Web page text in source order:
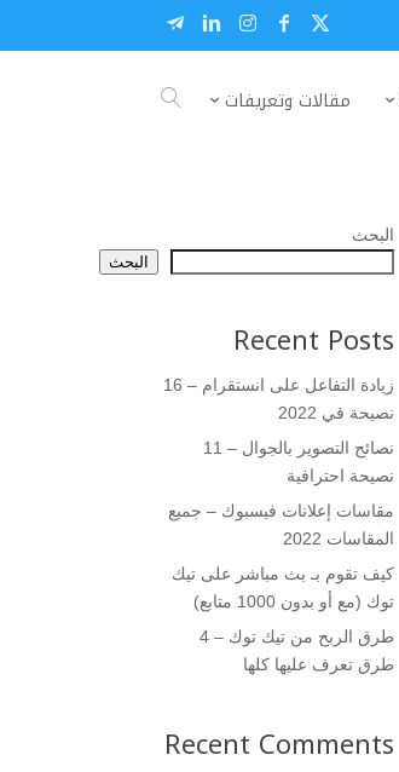
مقالات وتعريفات
البحث
البحث
Recent Posts
زيادة التفاعل على انستقرام – 16
نصيحة في 2022
نصائح التصوير بالجوال – 11
نصيحة احترافية
مقاسات إعلانات فيسبوك – جميع
المقاسات 2022
كيف تقوم بـ بث مباشر على تيك
توك (مع أو بدون 1000 متابع)
طرق الربح من تيك توك – 4
طرق تعرف عليها كلها
Recent Comments